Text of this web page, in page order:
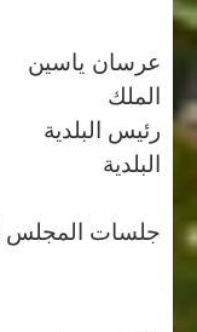
الملك
رئيس
البلدية
جلسات المجلس